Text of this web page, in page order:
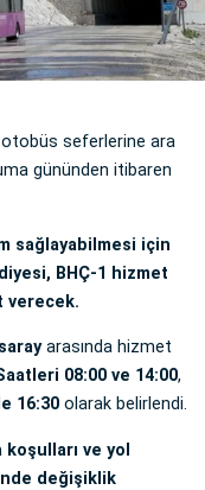
otobüs seferlerine ara
gününden itibaren
sağlayabilmesi için
BHÇ-1 hizmet
verecek.
arasında hizmet
08:00 ve 14:00,
16:30 olarak belirlendi.
koşulları ve yol
değişiklik